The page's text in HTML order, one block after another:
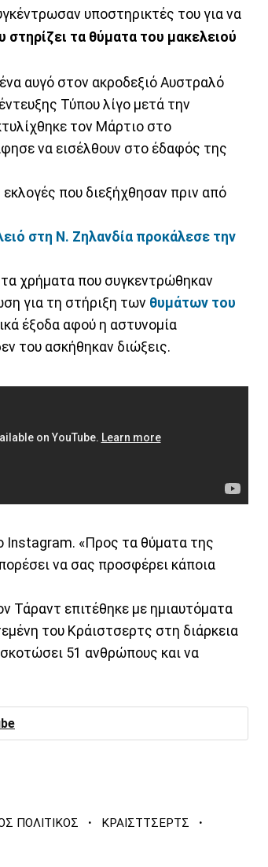
υποστηρικτές του για να
τα θύματα του μακελειού
αυγό στον ακροδεξιό Αυστραλό
Τύπου λίγο μετά την
τον Μάρτιο στο
να εισέλθουν στο έδαφός της
που διεξήχθησαν πριν από
στη Ν. Ζηλανδία προκάλεσε την
χρήματα που συγκεντρώθηκαν
για τη στήριξη των θυμάτων του
έξοδα αφού η αστυνομία
του ασκήθηκαν διώξεις.
Ιnstagram. «Προς τα θύματα της
να σας προσφέρει κάποια
Τάραντ επιτέθηκε με ημιαυτόματα
του Κράιστσερτς στη διάρκεια
51 ανθρώπους και να
ΠΟΛΙΤΙΚΟΣ · ΚΡΑΙΣΤΤΣΕΡΤΣ ·